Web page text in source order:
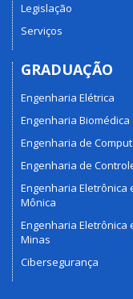
Legislação
Serviços
GRADUAÇÃO
Engenharia Elétrica
Engenharia Biomédica
Engenharia de
Engenharia de
Engenharia Eletrônica
Mônica
Engenharia Eletrônica
Minas
Cibersegurança